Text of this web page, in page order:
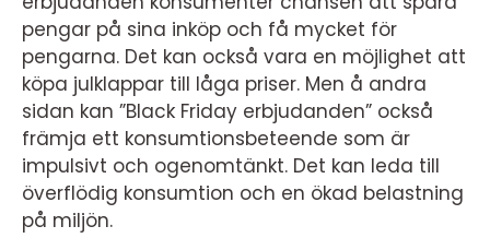
pengar på sina inköp och få mycket för
pengarna. Det kan också vara en möjlighet att
köpa julklappar till låga priser. Men å andra
sidan kan ”Black Friday erbjudanden” också
främja ett konsumtionsbeteende som är
impulsivt och ogenomtänkt. Det kan leda till
överflödig konsumtion och en ökad belastning
på miljön.